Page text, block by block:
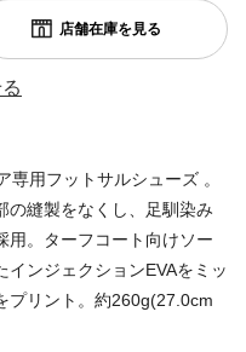
専用フットサルシューズ 。
の縫製をなくし、足馴染み
用。ターフコート向けソー
ンジェクションEVAをミッ
プリント。約260g(27.0cm